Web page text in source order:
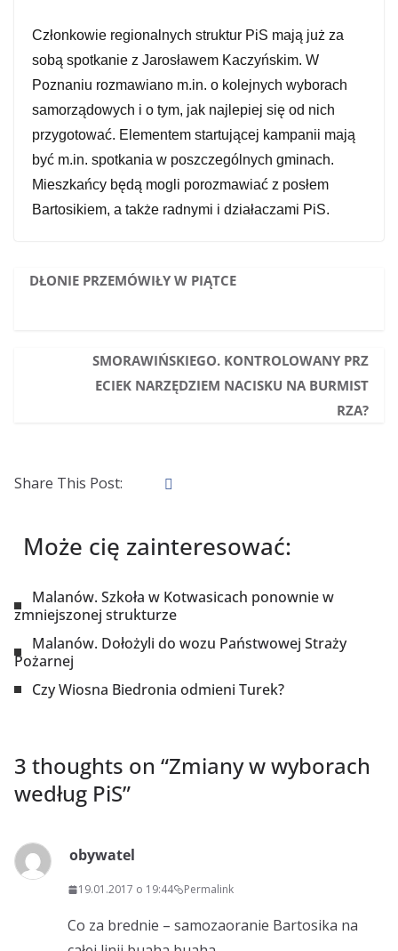
Członkowie regionalnych struktur PiS mają już za
sobą spotkanie z Jarosławem Kaczyńskim. W
Poznaniu rozmawiano m.in. o kolejnych wyborach
samorządowych i o tym, jak najlepiej się od nich
przygotować. Elementem startującej kampanii mają
być m.in. spotkania w poszczególnych gminach.
Mieszkańcy będą mogli porozmawiać z posłem
Bartosikiem, a także radnymi i działaczami PiS.
DŁONIE PRZEMÓWIŁY W PIĄTCE
SMORAWIŃSKIEGO. KONTROLOWANY PRZ
ECIEK NARZĘDZIEM NACISKU NA BURMIST
RZA?
Share This Post:
Może cię zainteresować:
Malanów. Szkoła w Kotwasicach ponownie w
zmniejszonej strukturze
Malanów. Dołożyli do wozu Państwowej Straży
Pożarnej
Czy Wiosna Biedronia odmieni Turek?
3 thoughts on “Zmiany w wyborach
według PiS”
obywatel
19.01.2017 o 19:44 Permalink
Co za brednie – samozaoranie Bartosika na